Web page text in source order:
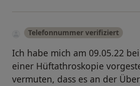
Telefonnummer verifiziert
Ich habe mich am 09.05.22
einer Hüftathroskopie
vermuten, dass es an der